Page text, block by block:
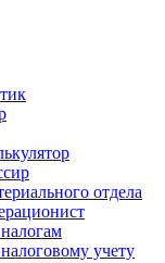
отдела
учету